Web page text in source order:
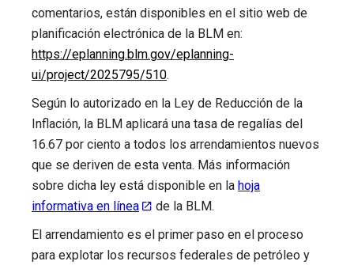
comentarios, están disponibles en el sitio web de
planificación electrónica de la BLM en:
https://eplanning.blm.gov/eplanning-
ui/project/2025795/510.
Según lo autorizado en la Ley de Reducción de la
Inflación, la BLM aplicará una tasa de regalías del
16.67 por ciento a todos los arrendamientos nuevos
que se deriven de esta venta. Más información
sobre dicha ley está disponible en la hoja
informativa en línea
de la BLM.
El arrendamiento es el primer paso en el proceso
para explotar los recursos federales de petróleo y